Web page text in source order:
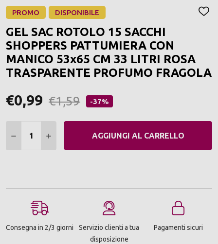
PROMO DISPONIBILE
GEL SAC ROTOLO 15 SACCHI
SHOPPERS PATTUMIERA CON
MANICO 53x65 CM 33 LITRI ROSA
TRASPARENTE PROFUMO FRAGOLA
€0,99 €1,59 -37%
DIMINUIRE QUANTITÀ:
AUMENTARE QUANTITÀ:
AGGIUNGI AL CARRELLO
Consegna in 2/3 giorni
Servizio clienti a tua
disposizione
Pagamenti sicuri